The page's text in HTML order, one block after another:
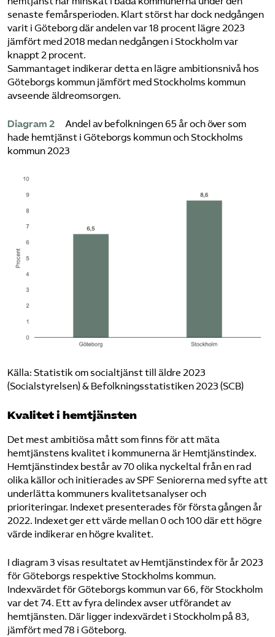
senaste femårsperioden. Klart störst har dock nedgången
varit i Göteborg där andelen var 18 procent lägre 2023
jämfört med 2018 medan nedgången i Stockholm var
knappt 2 procent.
Sammantaget indikerar detta en lägre ambitionsnivå hos
Göteborgs kommun jämfört med Stockholms kommun
avseende äldreomsorgen.
Diagram 2 Andel av befolkningen 65 år och över som
hade hemtjänst i Göteborgs kommun och Stockholms
kommun 2023
Källa: Statistik om socialtjänst till äldre 2023
(Socialstyrelsen) & Befolkningsstatistiken 2023 (SCB)
Kvalitet i hemtjänsten
Det mest ambitiösa mått som finns för att mäta
hemtjänstens kvalitet i kommunerna är Hemtjänstindex.
Hemtjänstindex består av 70 olika nyckeltal från en rad
olika källor och initierades av SPF Seniorerna med syfte att
underlätta kommuners kvalitetsanalyser och
prioriteringar. Indexet presenterades för första gången år
2022. Indexet ger ett värde mellan 0 och 100 där ett högre
värde indikerar en högre kvalitet.
I diagram 3 visas resultatet av Hemtjänstindex för år 2023
för Göteborgs respektive Stockholms kommun.
Indexvärdet för Göteborgs kommun var 66, för Stockholm
var det 74. Ett av fyra delindex avser utförandet av
hemtjänsten. Där ligger indexvärdet i Stockholm på 83,
jämfört med 78 i Göteborg.